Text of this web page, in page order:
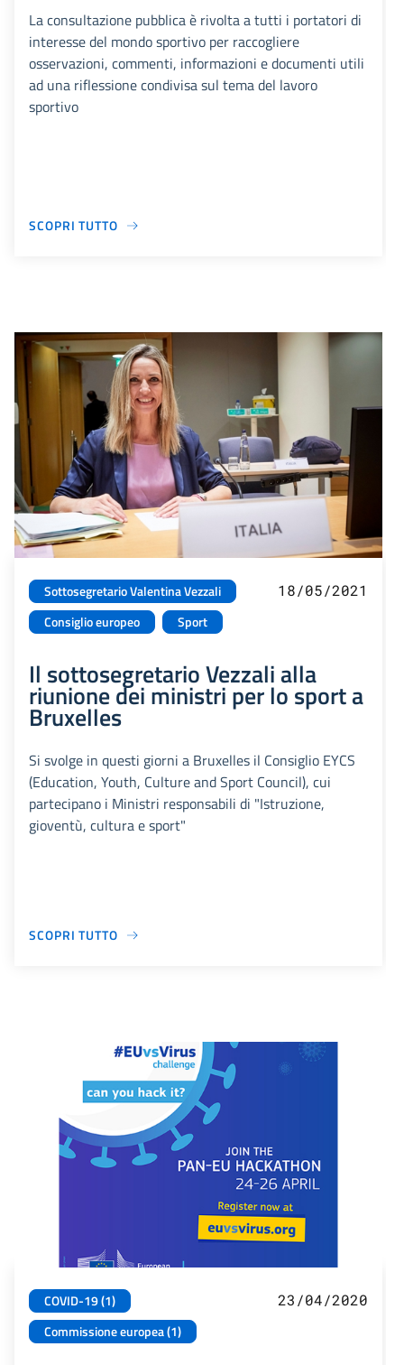
La consultazione pubblica è rivolta a tutti i portatori di
interesse del mondo sportivo per raccogliere
osservazioni, commenti, informazioni e documenti utili
ad una riflessione condivisa sul tema del lavoro
sportivo
SCOPRI TUTTO
Sottosegretario Valentina Vezzali
Consiglio europeo
Sport
18/05/2021
Il sottosegretario Vezzali alla
riunione dei ministri per lo sport a
Bruxelles
Si svolge in questi giorni a Bruxelles il Consiglio EYCS
(Education, Youth, Culture and Sport Council), cui
partecipano i Ministri responsabili di "Istruzione,
gioventù, cultura e sport"
SCOPRI TUTTO
COVID-19 (1)
Commissione europea (1)
23/04/2020